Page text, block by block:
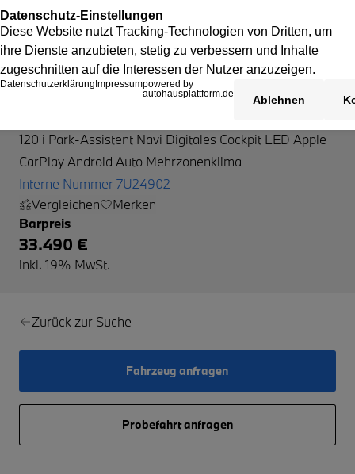
120 i Park-Assistent Navi Digitales Cockpit LED Apple
CarPlay Android Auto Mehrzonenklima
Interne Nummer 7U24902
Vergleichen
Merken
Barpreis
33.490 €
inkl. 19% MwSt.
Zurück zur Suche
Fahrzeug anfragen
Probefahrt anfragen